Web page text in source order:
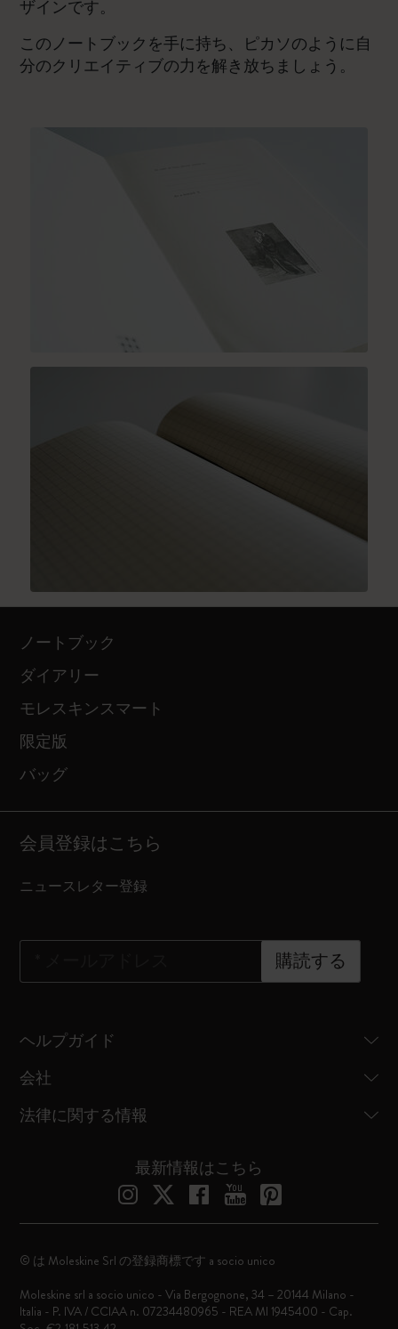
ザインです。
このノートブックを手に持ち、ピカソのように自
分のクリエイティブの力を解き放ちましょう。
ノートブック
ダイアリー
モレスキンスマート
限定版
バッグ
会員登録はこちら
ニュースレター登録
購読する
ヘルプガイド
会社
法律に関する情報
最新情報はこちら
© は Moleskine Srl の登録商標です a socio unico
Moleskine srl a socio unico - Via Bergognone, 34 – 20144 Milano -
Italia - P. IVA / CCIAA n. 07234480965 - REA MI 1945400 - Cap.